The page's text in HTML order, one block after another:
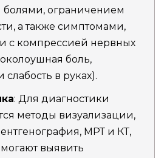
ограничением
а также симптомами,
с компрессией нервных
боль,
в руках).
: Для диагностики
методы визуализации,
МРТ и КТ,
выявить